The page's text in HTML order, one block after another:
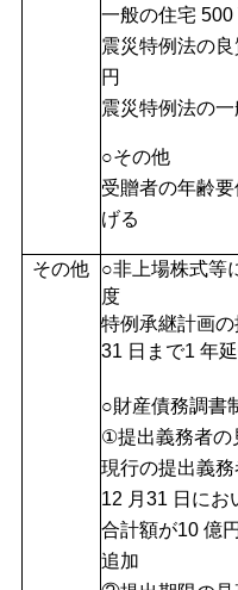
一般の住宅 500
震災特例法の
円
震災特例法の
○その他
受贈者の年齢
げる
その他
○非上場株式等
度
特例承継計画
31 日まで1 年
○財産債務調書
①提出義務者の
現行の提出義
12 月31 日にお
合計額が10 億
追加